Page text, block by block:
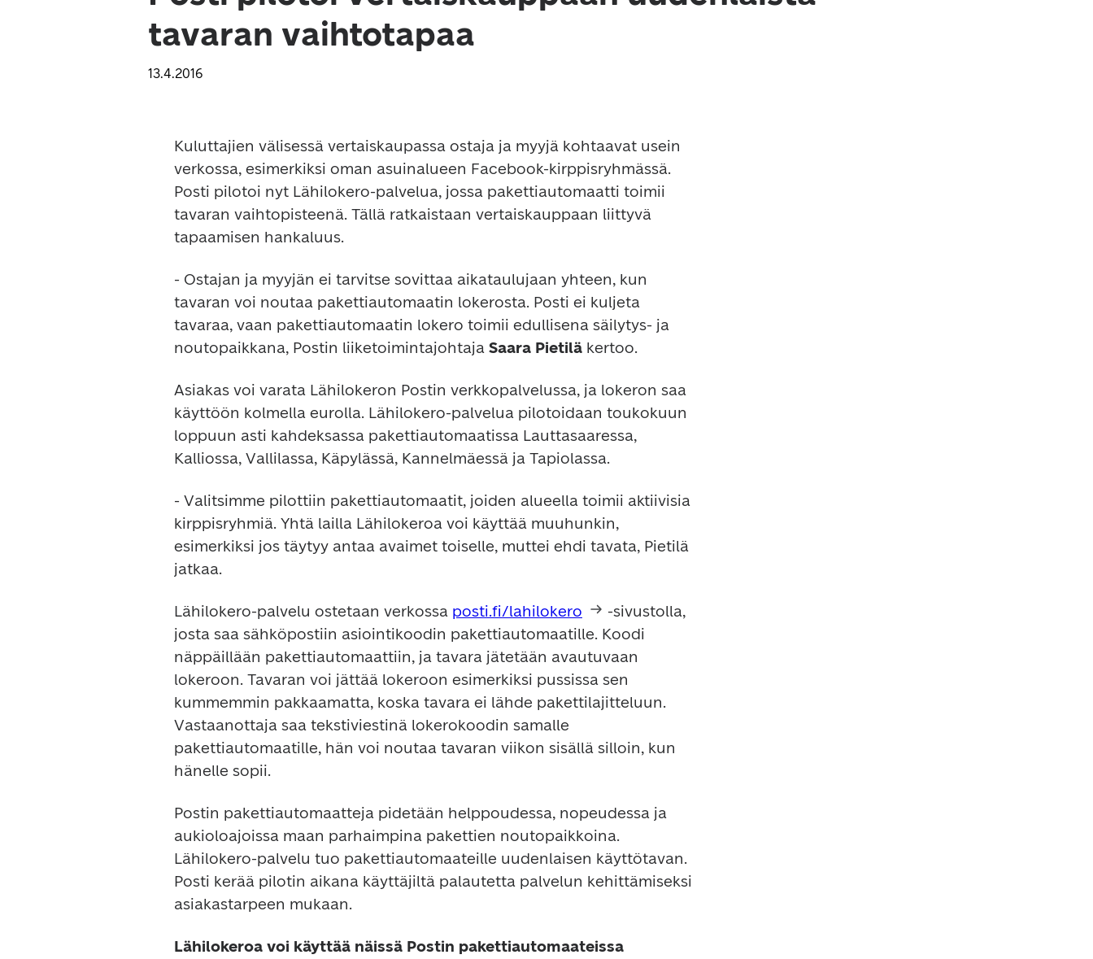
tavaran vaihtotapaa
13.4.2016
Kuluttajien välisessä vertaiskaupassa ostaja ja myyjä kohtaavat usein
verkossa, esimerkiksi oman asuinalueen Facebook-kirppisryhmässä.
Posti pilotoi nyt Lähilokero-palvelua, jossa pakettiautomaatti toimii
tavaran vaihtopisteenä. Tällä ratkaistaan vertaiskauppaan liittyvä
tapaamisen hankaluus.
- Ostajan ja myyjän ei tarvitse sovittaa aikataulujaan yhteen, kun
tavaran voi noutaa pakettiautomaatin lokerosta. Posti ei kuljeta
tavaraa, vaan pakettiautomaatin lokero toimii edullisena säilytys- ja
noutopaikkana, Postin liiketoimintajohtaja Saara Pietilä kertoo.
Asiakas voi varata Lähilokeron Postin verkkopalvelussa, ja lokeron saa
käyttöön kolmella eurolla. Lähilokero-palvelua pilotoidaan toukokuun
loppuun asti kahdeksassa pakettiautomaatissa Lauttasaaressa,
Kalliossa, Vallilassa, Käpylässä, Kannelmäessä ja Tapiolassa.
- Valitsimme pilottiin pakettiautomaatit, joiden alueella toimii aktiivisia
kirppisryhmiä. Yhtä lailla Lähilokeroa voi käyttää muuhunkin,
esimerkiksi jos täytyy antaa avaimet toiselle, muttei ehdi tavata, Pietilä
jatkaa.
Lähilokero-palvelu ostetaan verkossa posti.fi/lahilokero
-sivustolla,
josta saa sähköpostiin asiointikoodin pakettiautomaatille. Koodi
näppäillään pakettiautomaattiin, ja tavara jätetään avautuvaan
lokeroon. Tavaran voi jättää lokeroon esimerkiksi pussissa sen
kummemmin pakkaamatta, koska tavara ei lähde pakettilajitteluun.
Vastaanottaja saa tekstiviestinä lokerokoodin samalle
pakettiautomaatille, hän voi noutaa tavaran viikon sisällä silloin, kun
hänelle sopii.
Postin pakettiautomaatteja pidetään helppoudessa, nopeudessa ja
aukioloajoissa maan parhaimpina pakettien noutopaikkoina.
Lähilokero-palvelu tuo pakettiautomaateille uudenlaisen käyttötavan.
Posti kerää pilotin aikana käyttäjiltä palautetta palvelun kehittämiseksi
asiakastarpeen mukaan.
Lähilokeroa voi käyttää näissä Postin pakettiautomaateissa